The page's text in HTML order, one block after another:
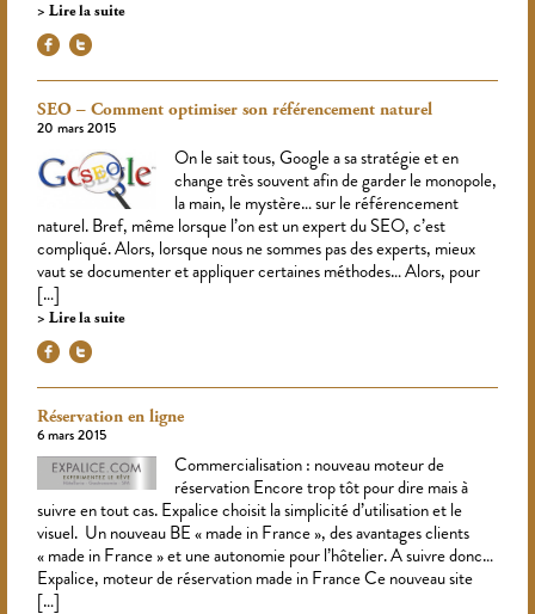
Lire la suite
SEO – Comment optimiser son référencement naturel
20 mars 2015
On le sait tous, Google a sa stratégie et en
change très souvent afin de garder le monopole,
la main, le mystère… sur le référencement
naturel. Bref, même lorsque l’on est un expert du SEO, c’est
compliqué. Alors, lorsque nous ne sommes pas des experts, mieux
vaut se documenter et appliquer certaines méthodes… Alors, pour
[…]
Lire la suite
Réservation en ligne
6 mars 2015
Commercialisation : nouveau moteur de
réservation Encore trop tôt pour dire mais à
suivre en tout cas. Expalice choisit la simplicité d’utilisation et le
visuel. Un nouveau BE « made in France », des avantages clients
« made in France » et une autonomie pour l’hôtelier. A suivre donc…
Expalice, moteur de réservation made in France Ce nouveau site
[…]